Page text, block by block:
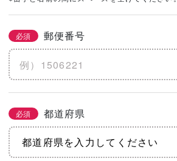
必須 郵便番号
必須 都道府県